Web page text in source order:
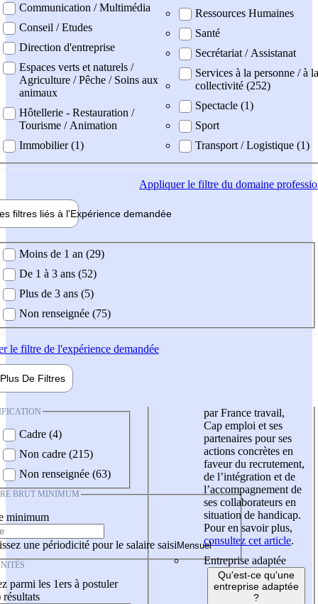
Communication / Multimédia
Conseil / Etudes
Direction d'entreprise
Espaces verts et naturels /
Agriculture / Pêche / Soins aux
animaux
Hôtellerie - Restauration /
Tourisme / Animation
Immobilier (1)
Ressources Humaines
Santé
Secrétariat / Assistanat
Services à la personne / à la
collectivité (252)
Spectacle (1)
Sport
Transport / Logistique (1)
Appliquerle filtre du domaine
filtres liés à l'Expérience demandée
demandée
Moins de 1 an (29)
De 1 à 3 ans (52)
Plus de 3 ans (5)
Non renseignée (75)
le filtre de l'expérience demandée
Plus De Filtres
Cadre (4)
Non cadre (215)
Non renseignée (63)
BRUT MINIMUM
minimum
une périodicité pour le salaire saisi
parmi les 1ers à postuler
résultats
par France travail,
Cap emploi et ses
partenaires pour ses
actions concrètes en
faveur du recrutement,
de l’intégration et de
l’accompagnement de
ses collaborateurs en
situation de handicap.
Pour en savoir plus,
consultez cet article.
Entreprise adaptée
Qu'est-ce qu'une
entreprise adaptée
?